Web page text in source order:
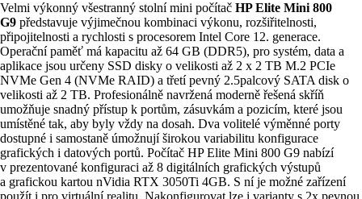
Velmi výkonný všestranný stolní mini počítač HP Elite Mini 800
G9 představuje výjimečnou kombinaci výkonu, rozšiřitelnosti,
připojitelnosti a rychlosti s procesorem Intel Core 12. generace.
Operační paměť má kapacitu až 64 GB (DDR5), pro systém, data a
aplikace jsou určeny SSD disky o velikosti až 2 x 2 TB M.2 PCIe
NVMe Gen 4 (NVMe RAID) a třetí pevný 2.5palcový SATA disk o
velikosti až 2 TB. Profesionálně navržená moderně řešená skříň
umožňuje snadný přístup k portům, zásuvkám a pozicím, které jsou
umístěné tak, aby byly vždy na dosah. Dva volitelé výměnné porty
dostupné i samostaně úmožnují širokou variabilitu konfigurace
grafických i datových portů. Počítač HP Elite Mini 800 G9 nabízí
v prezentované konfiguraci až 8 digitálních grafických výstupů
a grafickou kartou nVidia RTX 3050Ti 4GB. S ní je možné zařízení